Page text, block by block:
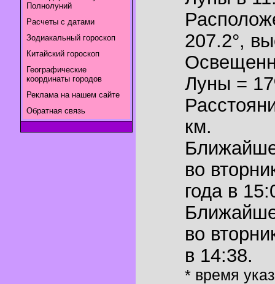
Полнолуний
Расчеты с датами
Зодиакальный гороскоп
Китайский гороскоп
Географические
координаты городов
Реклама на нашем сайте
Обратная связь
207.2°,
Луны =
км.
во
года в
во
в 14:38.
* время